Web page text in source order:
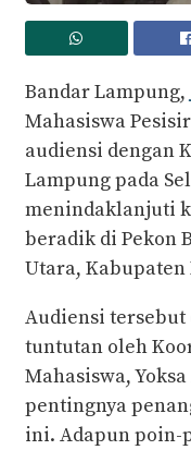
Bandar Lampung,
Mahasiswa
audiensi dengan
Lampung pada
menindaklanjuti
beradik di Pekon
Utara, Kabupaten
Audiensi
tuntutan oleh
Mahasiswa,
pentingnya
ini. Adapun poin-